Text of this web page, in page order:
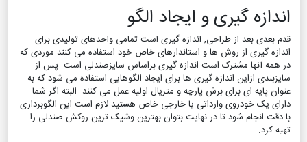
اندازه گیری و ایجاد الگو
قدم بعدی بعد از طراحی, اندازه گیری است تمامی واحدهای تولیدی برای
اندازه گیری از روش ها و استاندارهای خاص خود استفاده می کنند موردی که
در همه آنها مشترک است اندازه گیری براساس سایزصندلی است. پس از
سایزبندی ازاین اندازه گیری ها برای ایجاد الگوهایی استفاده می شود که به
عنوان پایه ای برای برش پارچه و متریال اولیه عمل می کنند. البته اگر شما
دارای یک خودروی وارداتی یا خارجی خاص هستید لازم است این الگوبرداری
با دقت انجام شود تا در نهایت بتوان بهترین وشیک ترین روکش صندلی را
تهیه کرد.